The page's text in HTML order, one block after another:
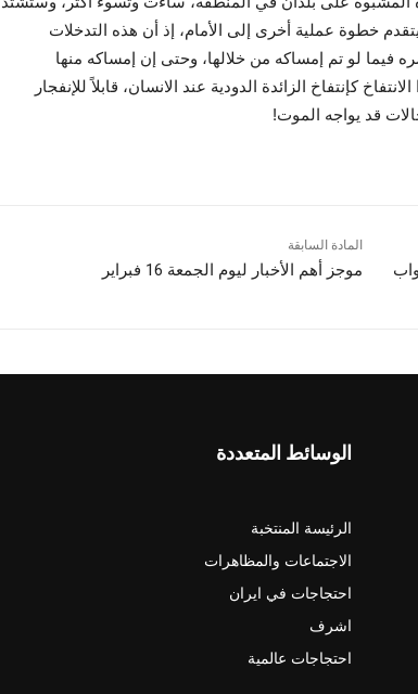
خطوة عملية أخرى إلى الأمام، إذ أن هذه التدخلات
فيما لو تم إمساکه من خلالها، وحتى إن إمساکه منها
کإنتفاخ الزائدة الدودية عند الانسان، قابلاً للإنفجار
قد يواجه الموت!
المادة السابقة
موجز أهم الأخبار لیوم الجمعة 16 فبراير
الوسائط المتعددة
الرئيسة المنتخبة
الاجتماعات والمظاهرات
احتجاجات في ايران
اشرف
احتجاجات عالمية